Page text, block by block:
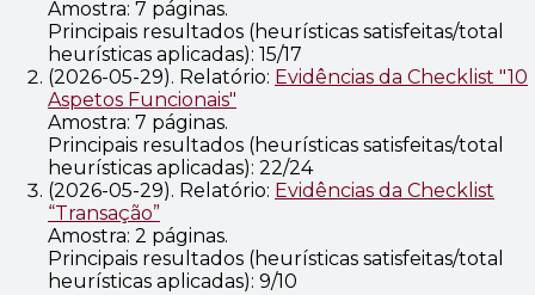
Amostra: 7 páginas.
Principais resultados (heurísticas satisfeitas/total
heurísticas aplicadas): 15/17
(2026-05-29). Relatório: Evidências da Checklist "10
Aspetos Funcionais"
Amostra: 7 páginas.
Principais resultados (heurísticas satisfeitas/total
heurísticas aplicadas): 22/24
(2026-05-29). Relatório: Evidências da Checklist
“Transação”
Amostra: 2 páginas.
Principais resultados (heurísticas satisfeitas/total
heurísticas aplicadas): 9/10